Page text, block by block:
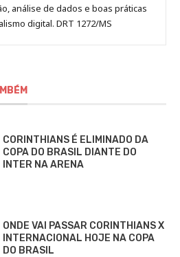
análise de dados e boas práticas
digital. DRT 1272/MS
CORINTHIANS É ELIMINADO DA
COPA DO BRASIL DIANTE DO
INTER NA ARENA
ONDE VAI PASSAR CORINTHIANS X
INTERNACIONAL HOJE NA COPA
DO BRASIL